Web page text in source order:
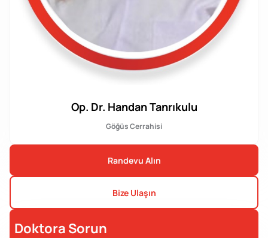
Op. Dr. Handan Tanrıkulu
Göğüs Cerrahisi
Randevu Alın
Bize Ulaşın
Doktora Sorun